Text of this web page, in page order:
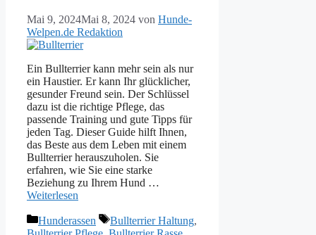
Mai 9, 2024Mai 8, 2024 von Hunde-
Welpen.de Redaktion
Ein Bullterrier kann mehr sein als nur
ein Haustier. Er kann Ihr glücklicher,
gesunder Freund sein. Der Schlüssel
dazu ist die richtige Pflege, das
passende Training und gute Tipps für
jeden Tag. Dieser Guide hilft Ihnen,
das Beste aus dem Leben mit einem
Bullterrier herauszuholen. Sie
erfahren, wie Sie eine starke
Beziehung zu Ihrem Hund …
Weiterlesen
Kategorien
Hunderassen Schlagwörter
Bullterrier Haltung,